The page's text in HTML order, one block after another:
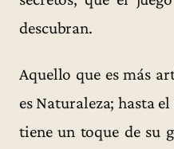
descubran.
Aquello que es más
es Naturaleza; hasta
tiene un toque de su